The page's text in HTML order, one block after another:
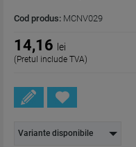
Cod produs: MCNV029
14,16 lei
(Pretul include TVA)
Variante disponibile